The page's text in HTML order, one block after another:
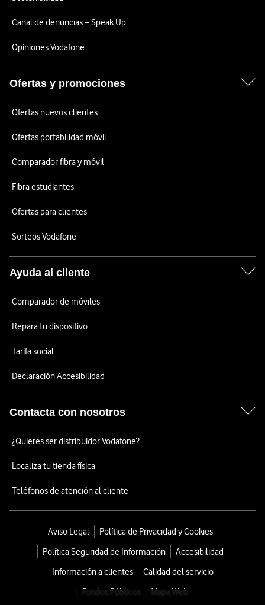
Canal de denuncias – Speak Up
Opiniones Vodafone
Ofertas y promociones
Ofertas nuevos clientes
Ofertas portabilidad móvil
Comparador fibra y móvil
Fibra estudiantes
Ofertas para clientes
Sorteos Vodafone
Ayuda al cliente
Comparador de móviles
Repara tu dispositivo
Tarifa social
Declaración Accesibilidad
Contacta con nosotros
¿Quieres ser distribuidor Vodafone?
Localiza tu tienda física
Teléfonos de atención al cliente
Aviso Legal
Política de Privacidad y Cookies
Política Seguridad de Información
Accesibilidad
Información a clientes
Calidad del servicio
Fondos Públicos
Mapa Web